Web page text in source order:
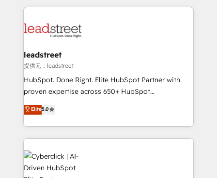
HubSpot projects for mid-market and enterprise
combine HubSpot, data, and AI to design connected
and technology for predictable, scalable revenue
growth. Our expertise spans RevOps, CRM and data
architecture, AI enablement, and strategic marketing,
delivered through our proprietary FLAIR framework
Partner and ISO 27001:2022 certified consultancy,
we blend strategy, creativity, and technology to help
leadstreet
提供元：leadstreet
HubSpot. Done Right. Elite HubSpot Partner with
proven expertise across 650+ HubSpot
implementations. With 12+ years of HubSpot
experience, we help you use the HubSpot platform
to its fullest capacity, improve your current HubSpot
website, or build your new one.
Elite5.0